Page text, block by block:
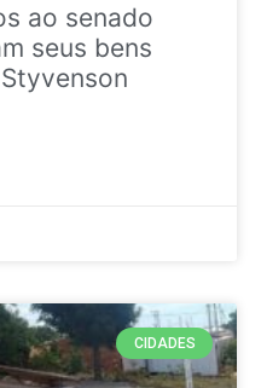
ao senado
seus bens
CIDADES